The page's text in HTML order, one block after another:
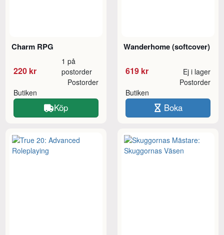
Charm RPG
220 kr
1 på
postorder
Butiken
Postorder
Köp
Wanderhome (softcover)
619 kr Ej i lager
Butiken
Postorder
Boka